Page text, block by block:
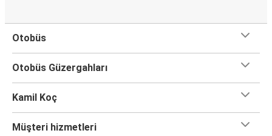
Otobüs
Otobüs Güzergahları
Kamil Koç
Müşteri hizmetleri